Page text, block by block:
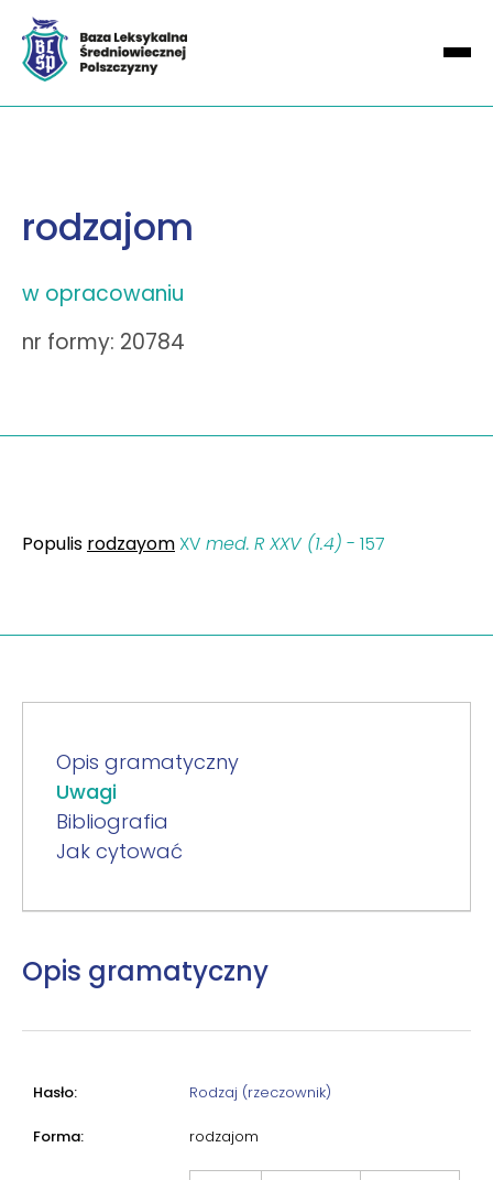
rodzajom
w opracowaniu
nr formy: 20784
Populis rodzayom XV med. R XXV (1.4) - 157
Opis gramatyczny
Uwagi
Bibliografia
Jak cytować
Opis gramatyczny
Hasło: Rodzaj (rzeczownik)
Forma: rodzajom